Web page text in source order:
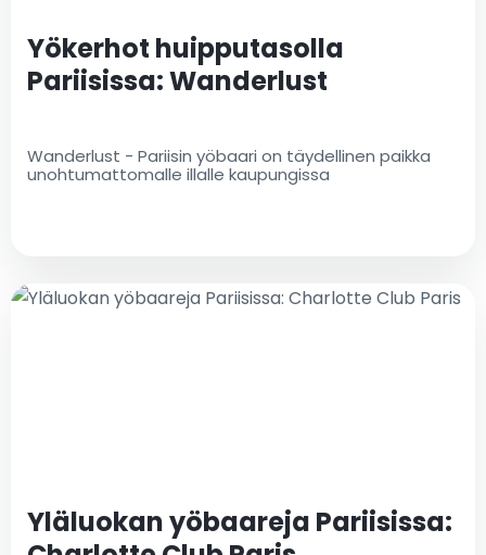
Yökerhot huipputasolla
Pariisissa: Wanderlust
Wanderlust - Pariisin yöbaari on täydellinen paikka
unohtumattomalle illalle kaupungissa
Yläluokan yöbaareja Pariisissa: